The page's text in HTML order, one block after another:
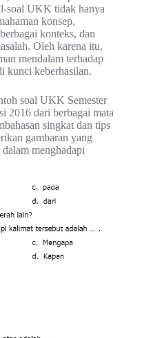
soal UKK tidak hanya
konsep,
konteks, dan
Oleh karena itu,
mendalam terhadap
kunci keberhasilan.
soal UKK Semester
2016 dari berbagai mata
singkat dan tips
gambaran yang
menghadapi